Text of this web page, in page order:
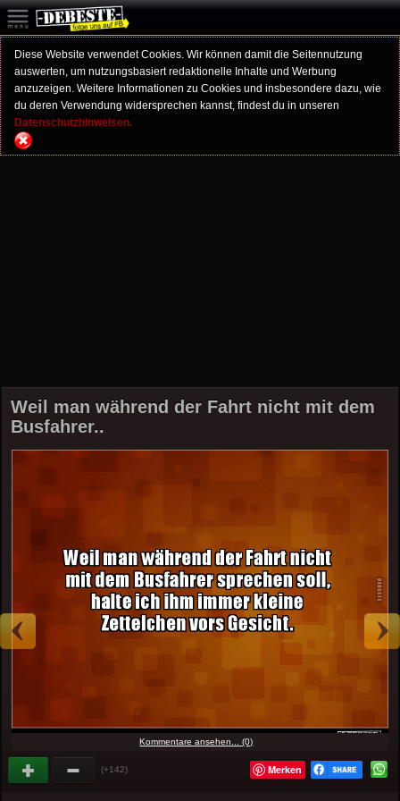
Diese Website verwendet Cookies. Wir können damit die Seitennutzung
auswerten, um nutzungsbasiert redaktionelle Inhalte und Werbung
anzuzeigen. Weitere Informationen zu Cookies und insbesondere dazu, wie
du deren Verwendung widersprechen kannst, findest du in unseren
Datenschutzhinweisen.
Weil man während der Fahrt nicht mit dem
Busfahrer..
Kommentare ansehen... (0)
(+142) Merken